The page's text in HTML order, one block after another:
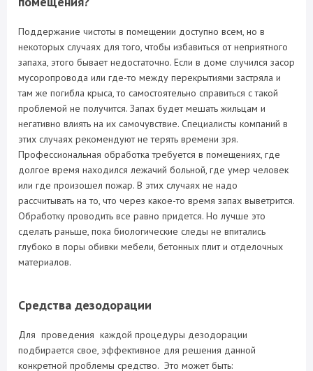
Поддержание чистоты в помещении доступно всем, но в
некоторых случаях для того, чтобы избавиться от неприятного
запаха, этого бывает недостаточно. Если в доме случился засор
мусоропровода или где-то между перекрытиями застряла и
там же погибла крыса, то самостоятельно справиться с такой
проблемой не получится. Запах будет мешать жильцам и
негативно влиять на их самочувствие. Специалисты компаний в
этих случаях рекомендуют не терять времени зря.
Профессиональная обработка требуется в помещениях, где
долгое время находился лежачий больной, где умер человек
или где произошел пожар. В этих случаях не надо
рассчитывать на то, что через какое-то время запах выветрится.
Обработку проводить все равно придется. Но лучше это
сделать раньше, пока биологические следы не впитались
глубоко в поры обивки мебели, бетонных плит и отделочных
материалов.
Средства дезодорации
Для проведения каждой процедуры дезодорации
подбирается свое, эффективное для решения данной
конкретной проблемы средство. Это может быть: